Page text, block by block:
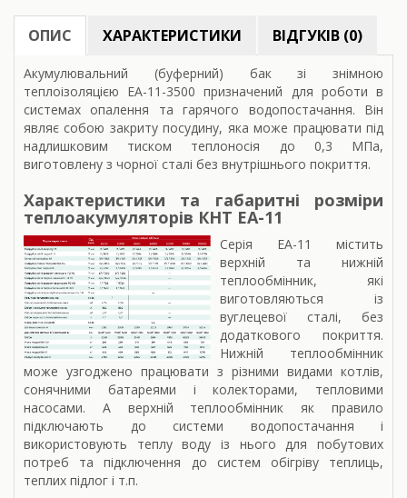
ОПИС ХАРАКТЕРИСТИКИ ВІДГУКІВ (0)
Акумулювальний (буферний) бак зі знімною
теплоізоляцією ЕА-11-3500 призначений для роботи в
системах опалення та гарячого водопостачання. Він
являє собою закриту посудину, яка може працювати під
надлишковим тиском теплоносія до 0,3 МПа,
виготовлену з чорної сталі без внутрішнього покриття.
Характеристики та габаритні розміри
теплоакумуляторів КНТ ЕА-11
Серія ЕА-11 містить
верхній та нижній
теплообмінник, які
виготовляються із
вуглецевої сталі, без
додаткового покриття.
Нижній теплообмінник
може узгоджено працювати з різними видами котлів,
сонячними батареями і колекторами, тепловими
насосами. А верхній теплообмінник як правило
підключають до системи водопостачання і
використовують теплу воду із нього для побутових
потреб та підключення до систем обігріву теплиць,
теплих підлог і т.п.